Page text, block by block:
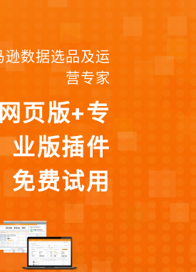
逊数据选品及运
营专家
页版+专
业版插件
免费试用